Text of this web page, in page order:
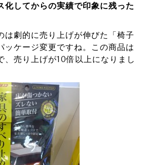
してからの実績で印象に残った
は劇的に売り上げが伸びた「椅子
ッケージ変更ですね。この商品は
、売り上げが10倍以上になりまし